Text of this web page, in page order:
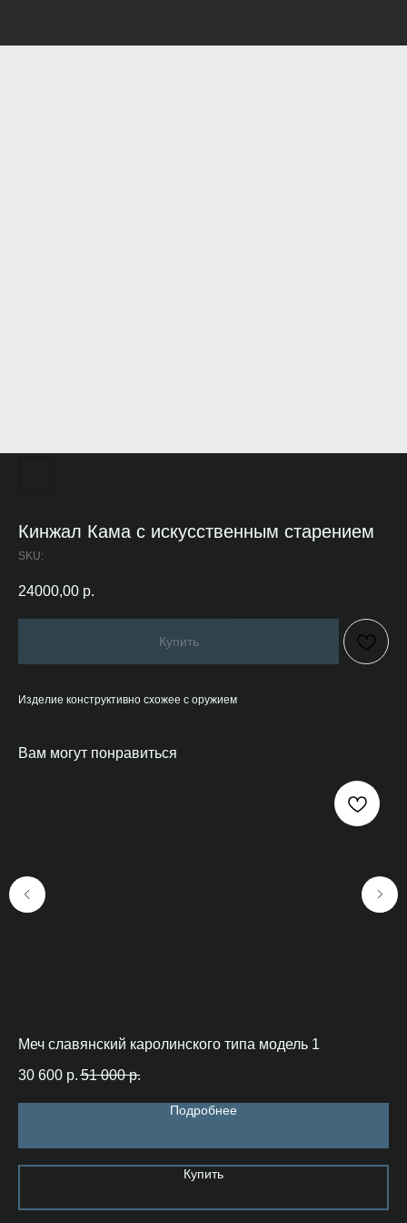
Кинжал Кама с искусственным старением
SKU:
24000,00 р.
Купить
Изделие конструктивно схожее с оружием
Вам могут понравиться
Меч славянский каролинского типа модель 1
30 600 р. 51 000 р.
Подробнее
Купить